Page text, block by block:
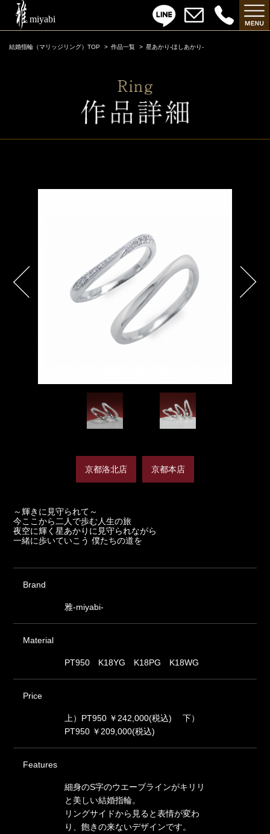
結婚指輪（マリッジリング）TOP 作品一覧 星あかり-ほしあかり-
京都洛北店 京都本店
～輝きに見守られて～
今ここから二人で歩む人生の旅
夜空に輝く星あかりに見守られながら
一緒に歩いていこう 僕たちの道を
Brand
雅-miyabi-
Material
PT950 K18YG K18PG K18WG
Price
上）PT950 ￥242,000(税込) 下）
PT950 ￥209,000(税込)
Features
細身のS字のウエーブラインがキリリ
と美しい結婚指輪。
リングサイドから見ると表情が変わ
り、飽きの来ないデザインです。